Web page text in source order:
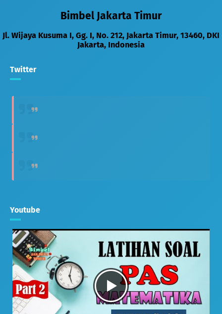
Bimbel Jakarta Timur
Jl. Wijaya Kusuma I, Gg. I, No. 212, Jakarta Timur, 13460, DKI
Jakarta, Indonesia
Twitter
Youtube